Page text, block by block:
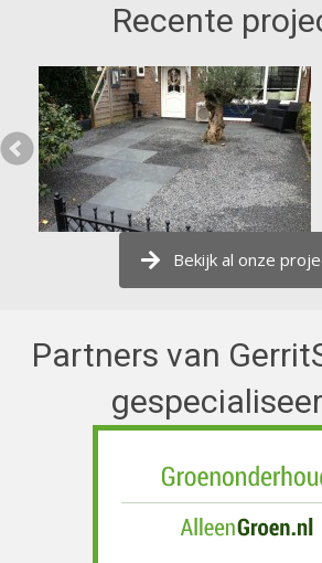
Recente
Bekijk al onze
Partners van